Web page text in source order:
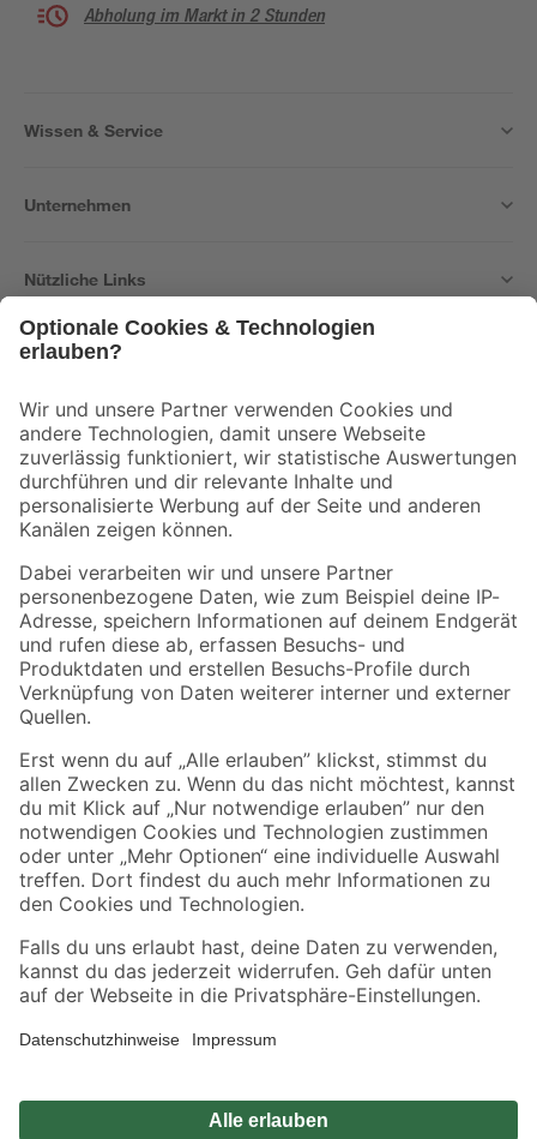
Abholung im Markt in 2 Stunden
Wissen & Service
Unternehmen
Nützliche Links
Der toom Newsletter: Keine Angebote und Aktionen mehr verpassen!
Zur Newsletter Anmeldung
Folge uns
Zahlungsarten Versandarten
Sicher einkaufen
Jetzt die toom-App herunterladen
Alle Preisangaben in EUR inkl. gesetzl. MwSt.. Die dargestellten Angebote sind unter
Umständen nicht in allen Märkten verfügbar. Die angegebenen Verfügbarkeiten beziehen
Produkte nur solange der Vorrat reicht.
*Paketversand ab 59 € versandkostenfrei, gilt nicht für Artikel mit Speditionsversand, hier
Privatsphäre Impressum